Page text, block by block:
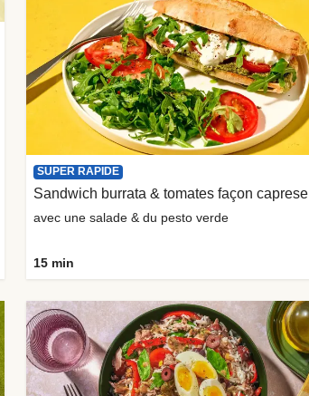
SUPER RAPIDE
Sandwich burrata & tomates façon caprese
avec une salade & du pesto verde
15 min